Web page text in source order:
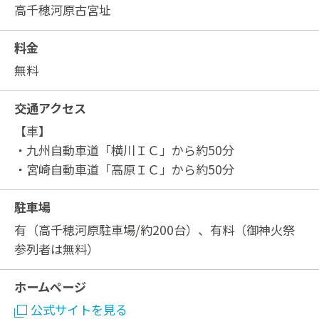
高千穂河原古宮址
料金
無料
交通アクセス
【車】
・九州自動車道「横川ＩＣ」から約50分
・宮崎自動車道「高原ＩＣ」から約50分
駐車場
有（高千穂河原駐車場/約200台）、有料（御神火祭
参列者は無料）
ホームページ
公式サイトを見る